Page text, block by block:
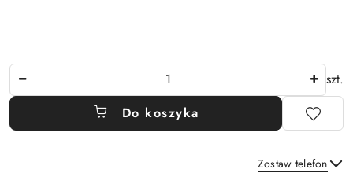
szt.
Do koszyka
Zostaw telefon